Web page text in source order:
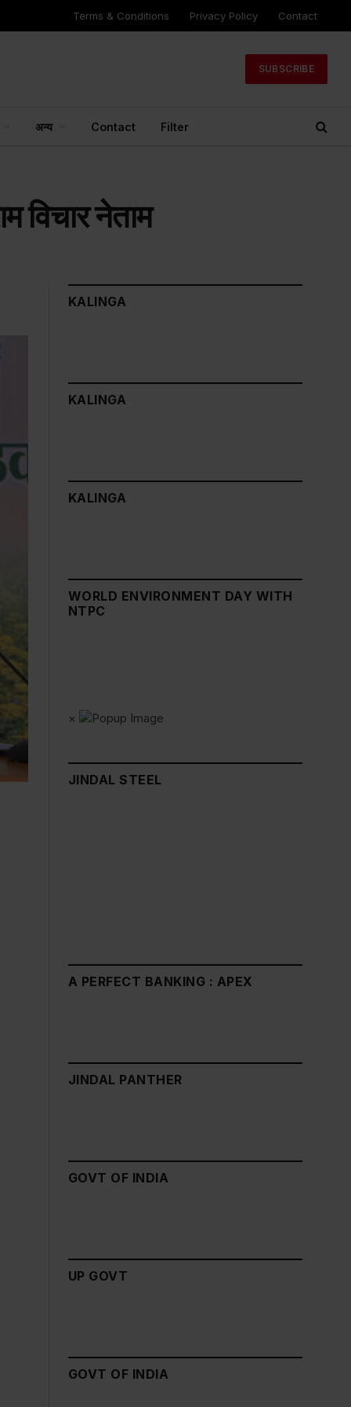
Terms & Conditions Privacy Policy Contact
SUBSCRIBE
अन्य Contact Filter
विचार नेताम
KALINGA
KALINGA
KALINGA
WORLD ENVIRONMENT DAY WITH
NTPC
×
JINDAL STEEL
A PERFECT BANKING : APEX
JINDAL PANTHER
GOVT OF INDIA
UP GOVT
GOVT OF INDIA